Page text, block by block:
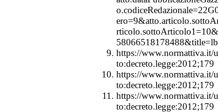
https://www.normattiva.it/
to:decreto.legge:2012;179
https://www.normattiva.it/
to:decreto.legge:2012;179
https://www.normattiva.it/
to:decreto.legge:2012;179